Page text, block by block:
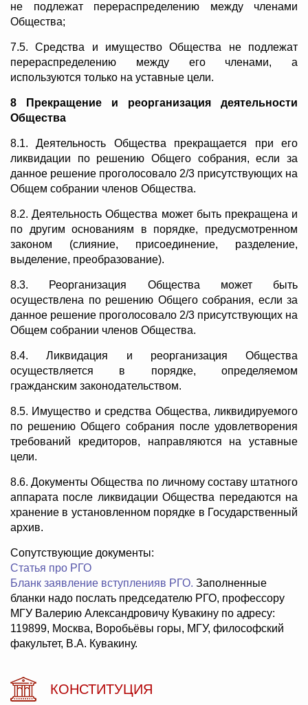
не подлежат перераспределению между членами
Общества;
7.5. Средства и имущество Общества не подлежат
перераспределению между его членами, а
используются только на уставные цели.
8 Прекращение и реорганизация деятельности
Общества
8.1. Деятельность Общества прекращается при его
ликвидации по решению Общего собрания, если за
данное решение проголосовало 2/3 присутствующих на
Общем собрании членов Общества.
8.2. Деятельность Общества может быть прекращена и
по другим основаниям в порядке, предусмотренном
законом (слияние, присоединение, разделение,
выделение, преобразование).
8.3. Реорганизация Общества может быть
осуществлена по решению Общего собрания, если за
данное решение проголосовало 2/3 присутствующих на
Общем собрании членов Общества.
8.4. Ликвидация и реорганизация Общества
осуществляется в порядке, определяемом
гражданским законодательством.
8.5. Имущество и средства Общества, ликвидируемого
по решению Общего собрания после удовлетворения
требований кредиторов, направляются на уставные
цели.
8.6. Документы Общества по личному составу штатного
аппарата после ликвидации Общества передаются на
хранение в установленном порядке в Государственный
архив.
Сопутствующие документы:
Статья про РГО
Бланк заявление вступленияв РГО. Заполненные
бланки надо послать председателю РГО, профессору
МГУ Валерию Александровичу Кувакину по адресу:
119899, Москва, Воробьёвы горы, МГУ, философский
факультет, В.А. Кувакину.
КОНСТИТУЦИЯ